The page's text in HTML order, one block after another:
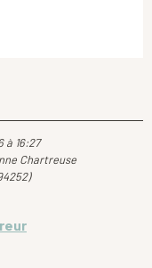
à 16:27
Chartreuse
)